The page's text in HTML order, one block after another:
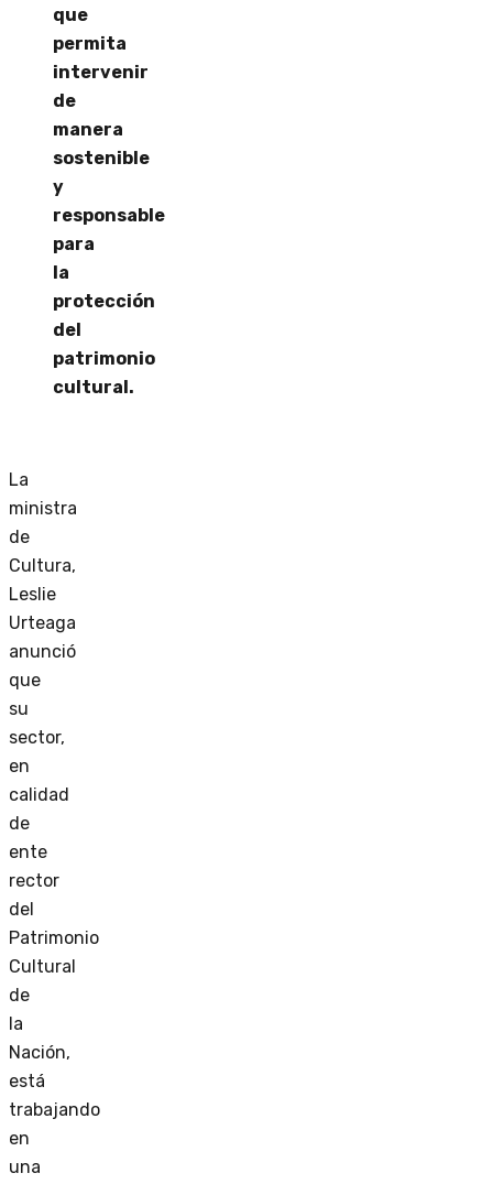
que
permita
intervenir
de
manera
sostenible
y
responsable
para
la
protección
del
patrimonio
cultural.
La
ministra
de
Cultura,
Leslie
Urteaga
anunció
que
su
sector,
en
calidad
de
ente
rector
del
Patrimonio
Cultural
de
la
Nación,
está
trabajando
en
una